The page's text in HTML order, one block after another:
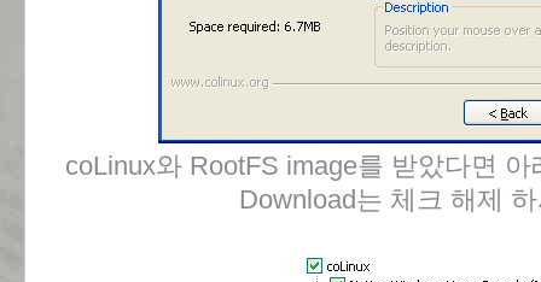
coLinux와 RootFS image를 받았다면
Download는 체크 해제